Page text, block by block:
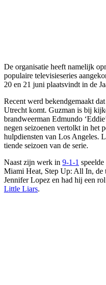
De organisatie heeft namelijk
populaire televisieseries
20 en 21 juni plaatsvindt in de
Recent werd bekendgemaakt dat
Utrecht komt. Guzman is bij
brandweerman Edmundo
negen seizoenen vertolkt in het
hulpdiensten van Los Angeles.
tiende seizoen van de serie.
Naast zijn werk in 9-1-1
Miami Heat, Step Up: All In,
Jennifer Lopez en had hij een
Little Liars.